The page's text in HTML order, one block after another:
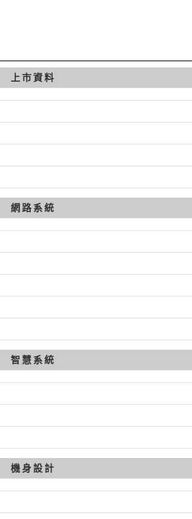
上市資料
網路系統
智慧系統
機身設計